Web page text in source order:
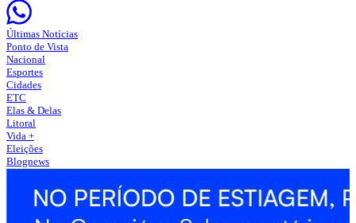
Últimas Notícias
Ponto de Vista
Nacional
Esportes
Cidades
ETC
Elas & Delas
Litoral
Vida +
Eleições
Blognews